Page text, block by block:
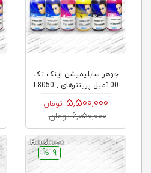
جوهر سابلیمیشن اینک تک
100میل پرینترهای L8050 ,
L8...
5,500,000 تومان
6,050,000 تومان
9 %